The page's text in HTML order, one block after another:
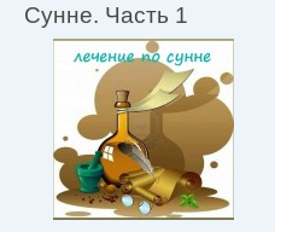
Сунне. Часть 1